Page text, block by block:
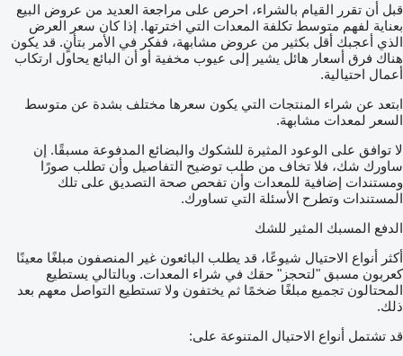
قبل أن تقرر القيام بالشراء، احرص على مراجعة العديد من عروض البيع
بعناية لفهم متوسط تكلفة المعدات التي اخترتها. إذا كان سعر العرض
الذي أعجبك أقل بكثير من عروض مشابهة، ففكر في الأمر بتأنٍ. قد يكون
هناك فرق أسعار هائل يشير إلى عيوب مخفية أو أن البائع يحاول ارتكاب
أعمال احتيالية.
ابتعد عن شراء المنتجات التي يكون سعرها مختلف بشدة عن متوسط
السعر لمعدات مشابهة.
لا توافق على الوعود المثيرة للشكوك والبضائع المدفوعة مسبقًا. إن
ساورك شك، فلا تخاف من طلب توضيح التفاصيل وأن تطلب صورًا
ومستندات إضافية للمعدات وأن تفحص صحة التصديق على تلك
المستندات وتطرح الأسئلة التي تساورك.
الدفع المسبك المثير للشك
أكثر أنواع الاحتيال شيوعًا، قد يطلب البائعون غير المنصفون مبلغًا معينًا
كعربون مسبق "لتحجز" حقك في شراء المعدات. وبالتالي يستطيع
المحتالون تجميع مبلغًا ضخمًا ثم يختفون ولا تستطيع التواصل معهم بعد
ذلك.
قد تشتمل أنواع الاحتيال المتنوعة على: